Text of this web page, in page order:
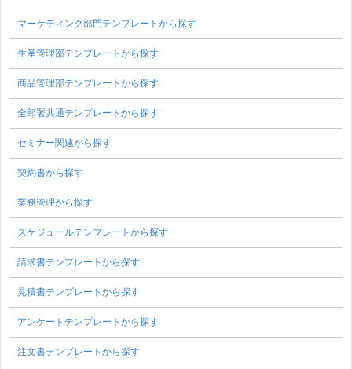
マーケティング部門テンプレートから探す
生産管理部テンプレートから探す
商品管理部テンプレートから探す
全部署共通テンプレートから探す
セミナー関連から探す
契約書から探す
業務管理から探す
スケジュールテンプレートから探す
請求書テンプレートから探す
見積書テンプレートから探す
アンケートテンプレートから探す
注文書テンプレートから探す